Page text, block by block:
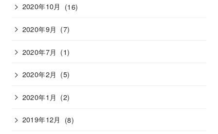
2020年10月 (16)
2020年9月 (7)
2020年7月 (1)
2020年2月 (5)
2020年1月 (2)
2019年12月 (8)